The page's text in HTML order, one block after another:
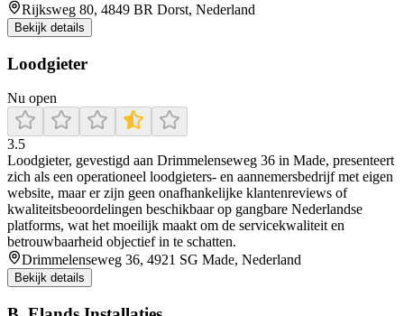
Rijksweg 80, 4849 BR Dorst, Nederland
Bekijk details
Loodgieter
Nu open
3.5
Loodgieter, gevestigd aan Drimmelenseweg 36 in Made, presenteert
zich als een operationeel loodgieters- en aannemersbedrijf met eigen
website, maar er zijn geen onafhankelijke klantenreviews of
kwaliteitsbeoordelingen beschikbaar op gangbare Nederlandse
platforms, wat het moeilijk maakt om de servicekwaliteit en
betrouwbaarheid objectief in te schatten.
Drimmelenseweg 36, 4921 SG Made, Nederland
Bekijk details